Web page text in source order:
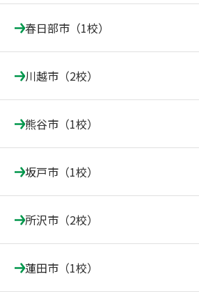
春日部市（1校）
川越市（2校）
熊谷市（1校）
坂戸市（1校）
所沢市（2校）
蓮田市（1校）